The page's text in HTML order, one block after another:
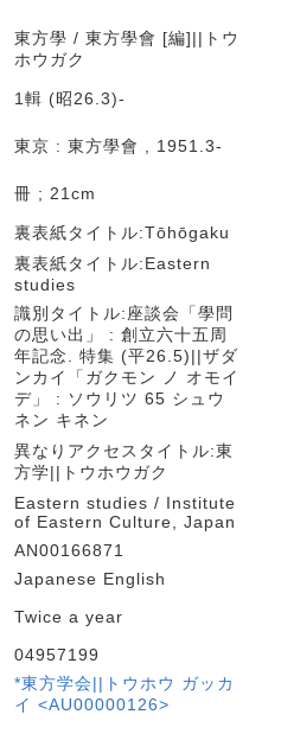
東方學 / 東方學會 [編]||トウ
ホウガク
1輯 (昭26.3)-
東京 : 東方學會 , 1951.3-
冊 ; 21cm
裏表紙タイトル:Tōhōgaku
裏表紙タイトル:Eastern
studies
識別タイトル:座談会「學問
の思い出」 : 創立六十五周
年記念. 特集 (平26.5)||ザダ
ンカイ「ガクモン ノ オモイ
デ」 : ソウリツ 65 シュウ
ネン キネン
異なりアクセスタイトル:東
方学||トウホウガク
Eastern studies / Institute
of Eastern Culture, Japan
AN00166871
Japanese English
Twice a year
04957199
*東方学会||トウホウ ガッカ
イ <AU00000126>